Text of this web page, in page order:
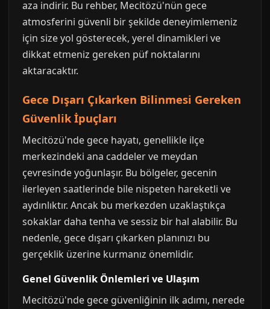
aza indirir. Bu rehber, Mecitözü'nün gece
atmosferini güvenli bir şekilde deneyimlemeniz
için size yol gösterecek, yerel dinamikleri ve
dikkat etmeniz gereken püf noktalarını
aktaracaktır.
Gece Dışarı Çıkarken Bilinmesi Gereken
Güvenlik İpuçları
Mecitözü'nde gece hayatı, genellikle ilçe
merkezindeki ana caddeler ve meydan
çevresinde yoğunlaşır. Bu bölgeler, gecenin
ilerleyen saatlerinde bile nispeten hareketli ve
aydınlıktır. Ancak bu merkezden uzaklaştıkça
sokaklar daha tenha ve sessiz bir hal alabilir. Bu
nedenle, gece dışarı çıkarken planınızı bu
gerçeklik üzerine kurmanız önemlidir.
Genel Güvenlik Önlemleri ve Ulaşım
Mecitözü'nde gece güvenliğinin ilk adımı, nerede